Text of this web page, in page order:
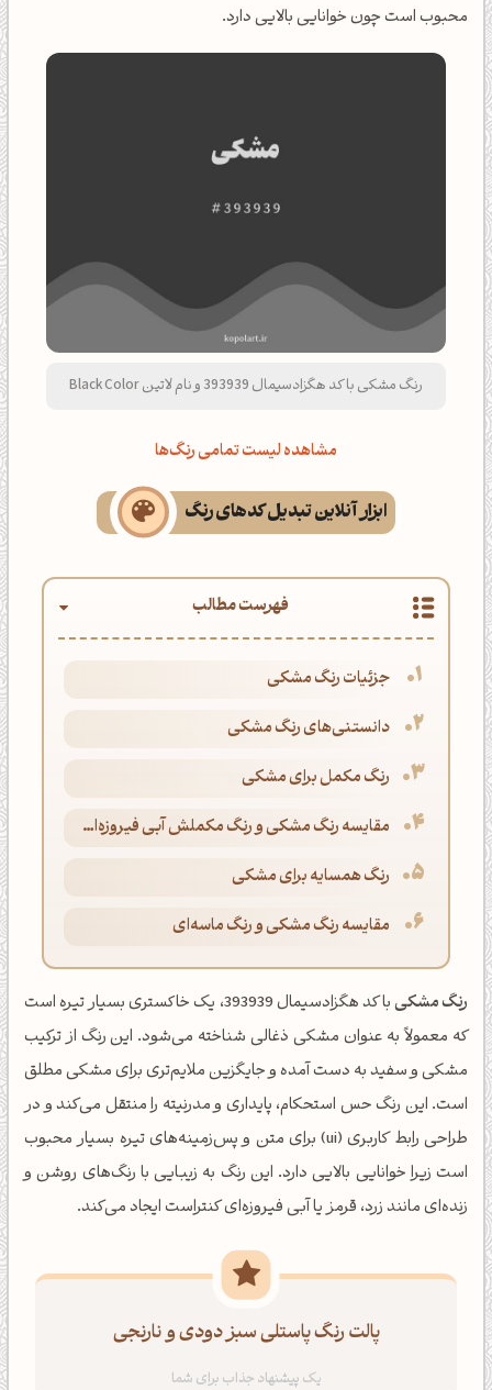
محبوب است چون خوانایی بالایی دارد.
رنگ مشکی با کد هگزادسیمال 393939 و نام لاتین Black Color
مشاهده لیست تمامی رنگ‌ها
ابزار آنلاین تبدیل کدهای رنگ
فهرست مطالب
جزئیات رنگ مشکی
دانستنی‌های رنگ مشکی
رنگ مکمل برای مشکی
مقایسه رنگ مشکی و رنگ مکملش آبی فیروزه‌ای پاستلی
رنگ همسایه برای مشکی
مقایسه رنگ مشکی و رنگ ماسه‌ای
رنگ مشکی
با کد هگزادسیمال 393939، یک خاکستری بسیار تیره است
که معمولاً به عنوان مشکی ذغالی شناخته می‌شود. این رنگ از ترکیب
مشکی و سفید به دست آمده و جایگزین ملایم‌تری برای مشکی مطلق
است. این رنگ حس استحکام، پایداری و مدرنیته را منتقل می‌کند و در
طراحی رابط کاربری (ui) برای متن و پس‌زمینه‌های تیره بسیار محبوب
است زیرا خوانایی بالایی دارد. این رنگ به زیبایی با رنگ‌های روشن و
زنده‌ای مانند زرد، قرمز یا آبی فیروزه‌ای کنتراست ایجاد می‌کند.
پالت رنگ پاستلی سبز دودی و نارنجی